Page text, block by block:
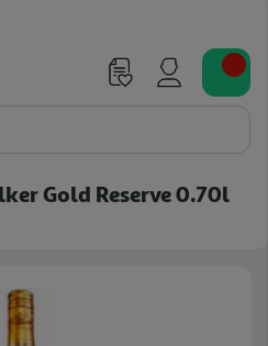
Gold Reserve 0.70l